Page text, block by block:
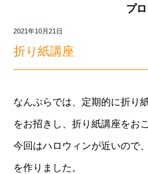
プ
2021年10月21日
折り紙講座
なんぷらでは、定期的に折り
をお招きし、折り紙講座をお
今回はハロウィンが近いので
を作りました。